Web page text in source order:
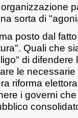
sorta di
posto dal
Quali che
di difendere
le
riforma
i governi